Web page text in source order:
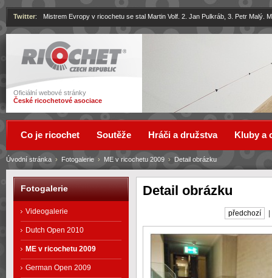
Ricochet
Oficiální webové stránky
České ricochetové asociace
Twitter: Mistrem Evropy v ricochetu se stal Martin Volf. 2. Jan Pulkráb, 3. Petr Malý.
Detail obrázku
předchozí
Úvodní stránka › Fotogalerie › ME v ricochetu 2009 › Detail obrázku
Co je ricochet Soutěže Hráči a družstva Kluby a
Fotogalerie
Videogalerie
Dutch Open 2010
ME v ricochetu 2009
German Open 2009